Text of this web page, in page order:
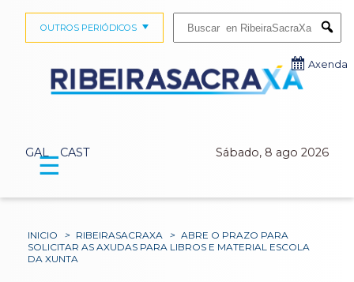
GAL CAST Sábado, 8 ago 2026
OUTROS PERIÓDICOS
Axenda
☰
INICIO > RIBEIRASACRAXA > ABRE O PRAZO PARA
SOLICITAR AS AXUDAS PARA LIBROS E MATERIAL ESCOLA
DA XUNTA